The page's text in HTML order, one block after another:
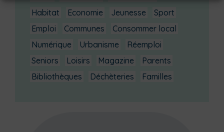
Habitat
Economie Jeunesse
Sport
Emploi
Communes
Consommer local
Numérique
Urbanisme
Réemploi
Seniors
Loisirs Magazine
Parents
Bibliothèques
Déchèteries Familles